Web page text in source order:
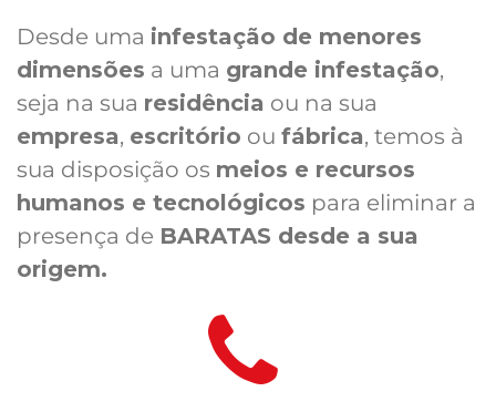
Desde uma infestação de menores
dimensões a uma grande infestação,
seja na sua residência ou na sua
empresa, escritório ou fábrica, temos à
sua disposição os meios e recursos
humanos e tecnológicos para eliminar a
presença de BARATAS desde a sua
origem.